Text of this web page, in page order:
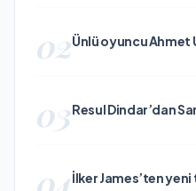
02Ünlü oyuncu Ahmet
03Resul Dindar’dan
04İlker James’ten yeni